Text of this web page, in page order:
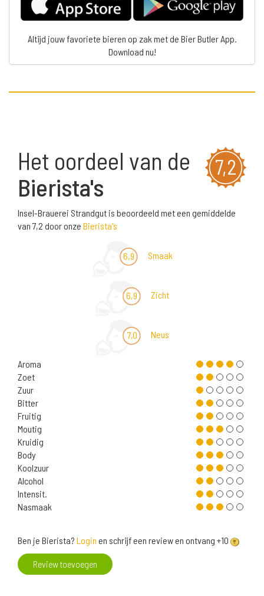
Altijd jouw favoriete bieren op zak met de Bier Butler App.
Download nu!
7,2
Het oordeel van de
Bierista's
Insel-Brauerei Strandgut is beoordeeld met een gemiddelde
van 7,2 door onze Bierista's
6,9 Smaak
6,9 Zicht
7,0 Neus
Aroma
Zoet
Zuur
Bitter
Fruitig
Moutig
Kruidig
Body
Koolzuur
Alcohol
Intensit.
Nasmaak
Ben je Bierista? Login en schrijf een review en ontvang +10
Review toevoegen